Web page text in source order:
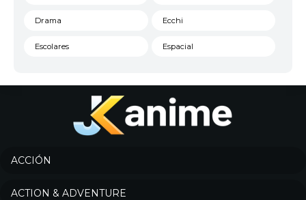
Drama Ecchi
Escolares Espacial
Historico
Josei
ACCIÓN
ACTION & ADVENTURE